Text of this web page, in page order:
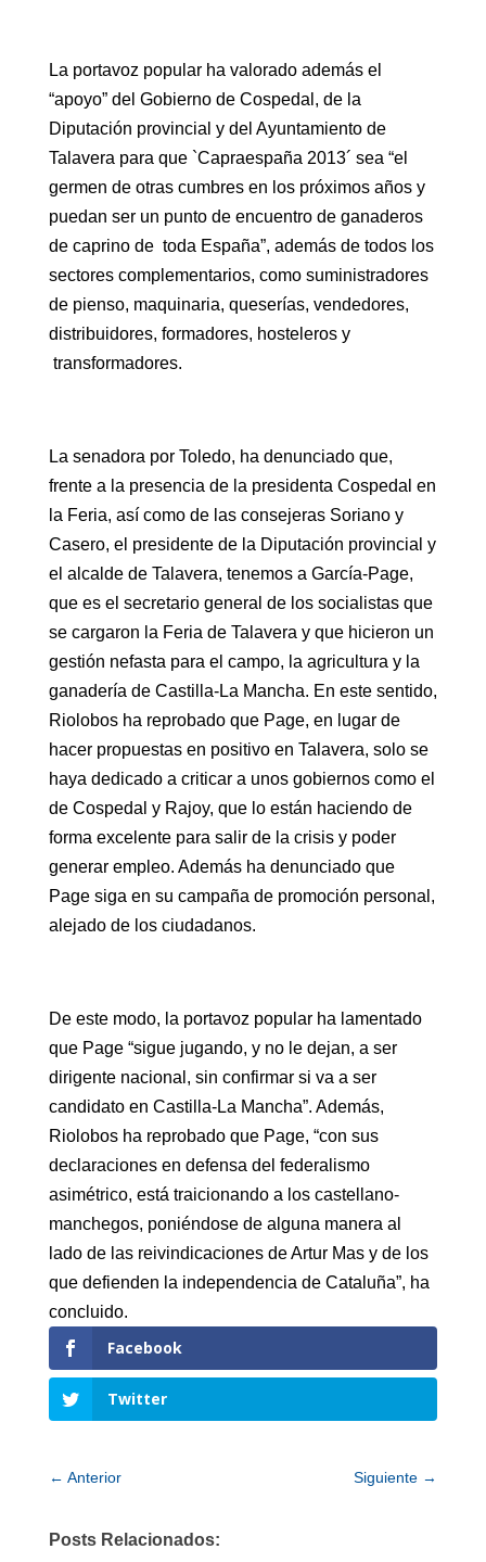
La portavoz popular ha valorado además el
“apoyo” del Gobierno de Cospedal, de la
Diputación provincial y del Ayuntamiento de
Talavera para que `Capraespaña 2013´ sea “el
germen de otras cumbres en los próximos años y
puedan ser un punto de encuentro de ganaderos
de caprino de toda España”, además de todos los
sectores complementarios, como suministradores
de pienso, maquinaria, queserías, vendedores,
distribuidores, formadores, hosteleros y
transformadores.
La senadora por Toledo, ha denunciado que,
frente a la presencia de la presidenta Cospedal en
la Feria, así como de las consejeras Soriano y
Casero, el presidente de la Diputación provincial y
el alcalde de Talavera, tenemos a García-Page,
que es el secretario general de los socialistas que
se cargaron la Feria de Talavera y que hicieron un
gestión nefasta para el campo, la agricultura y la
ganadería de Castilla-La Mancha. En este sentido,
Riolobos ha reprobado que Page, en lugar de
hacer propuestas en positivo en Talavera, solo se
haya dedicado a criticar a unos gobiernos como el
de Cospedal y Rajoy, que lo están haciendo de
forma excelente para salir de la crisis y poder
generar empleo. Además ha denunciado que
Page siga en su campaña de promoción personal,
alejado de los ciudadanos.
De este modo, la portavoz popular ha lamentado
que Page “sigue jugando, y no le dejan, a ser
dirigente nacional, sin confirmar si va a ser
candidato en Castilla-La Mancha”. Además,
Riolobos ha reprobado que Page, “con sus
declaraciones en defensa del federalismo
asimétrico, está traicionando a los castellano-
manchegos, poniéndose de alguna manera al
lado de las reivindicaciones de Artur Mas y de los
que defienden la independencia de Cataluña”, ha
concluido.
Facebook
Twitter
← Anterior Siguiente →
Posts Relacionados: